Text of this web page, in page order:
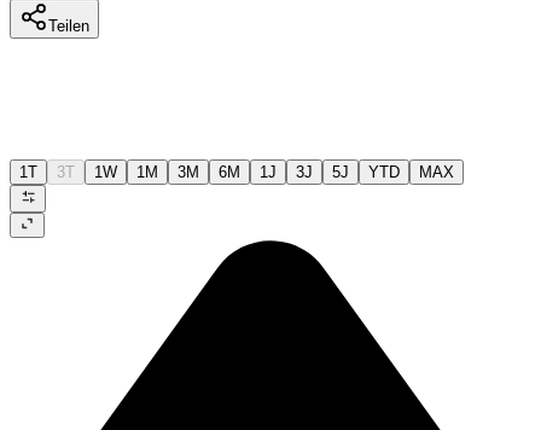
Teilen
1T 3T 1W 1M 3M 6M 1J 3J 5J YTD MAX